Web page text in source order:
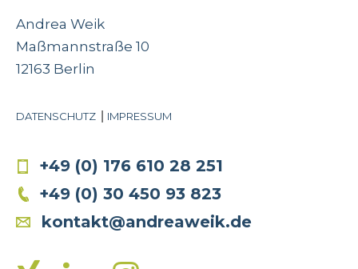
Andrea Weik
Maßmannstraße 10
12163 Berlin
DATENSCHUTZ IMPRESSUM
+49 (0) 176 610 28 251
+49 (0) 30 450 93 823
kontakt@andreaweik.de